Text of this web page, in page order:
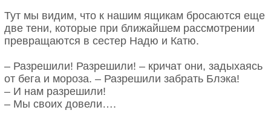
Тут мы видим, что к нашим ящикам бросаются еще
две тени, которые при ближайшем рассмотрении
превращаются в сестер Надю и Катю.
– Разрешили! Разрешили! – кричат они, задыхаясь
от бега и мороза. – Разрешили забрать Блэка!
– И нам разрешили!
– Мы своих довели….